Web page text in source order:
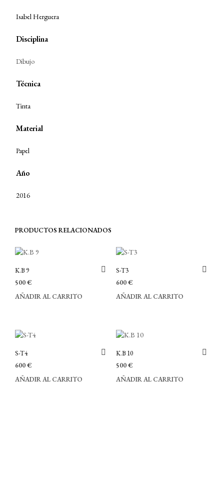
Isabel Herguera
Disciplina
Dibujo
Técnica
Tinta
Material
Papel
Año
2016
PRODUCTOS RELACIONADOS
K.B 9
500€
AÑADIR AL CARRITO
S-T3
600€
AÑADIR AL CARRITO
S-T4
600€
AÑADIR AL CARRITO
K.B 10
500€
AÑADIR AL CARRITO